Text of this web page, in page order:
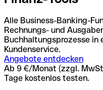
Alle Business-Banking-
Rechnungs- und
Buchhaltungsprozesse in
Kundenservice.
Angebote entdecken
Ab 9 €/Monat (zzgl.
Tage kostenlos testen.